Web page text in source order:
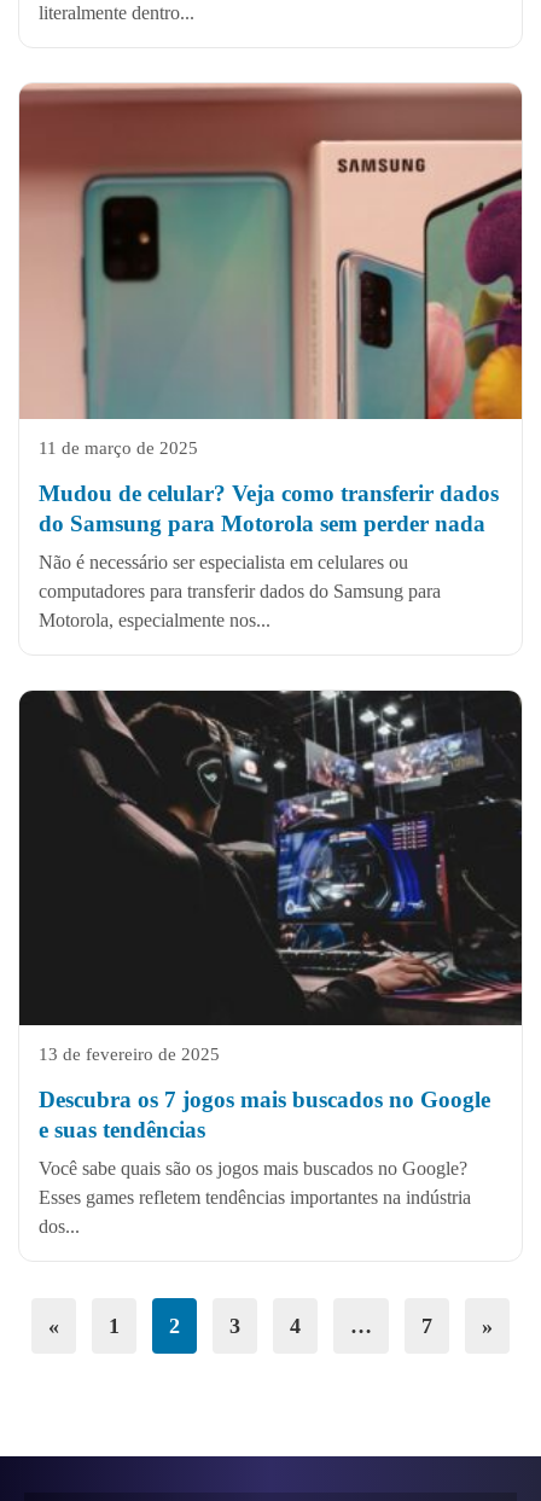
literalmente dentro...
11 de março de 2025
Mudou de celular? Veja como transferir dados
do Samsung para Motorola sem perder nada
Não é necessário ser especialista em celulares ou
computadores para transferir dados do Samsung para
Motorola, especialmente nos...
13 de fevereiro de 2025
Descubra os 7 jogos mais buscados no Google
e suas tendências
Você sabe quais são os jogos mais buscados no Google?
Esses games refletem tendências importantes na indústria
dos...
« 1 2 3 4 … 7 »